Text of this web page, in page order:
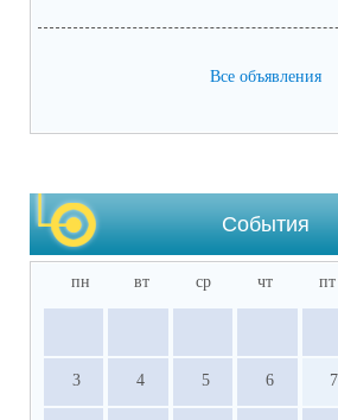
Prilozhieniie_1 (53).pdf(скачать)
Все объявления
События
пн вт ср чт пт
3 4 5 6 7